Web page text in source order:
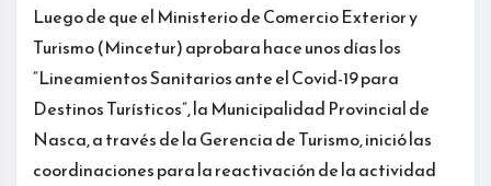
Luego de que el Ministerio de Comercio Exterior y
Turismo (Mincetur) aprobara hace unos días los
“Lineamientos Sanitarios ante el Covid-19 para
Destinos Turísticos”, la Municipalidad Provincial de
Nasca, a través de la Gerencia de Turismo, inició las
coordinaciones para la reactivación de la actividad